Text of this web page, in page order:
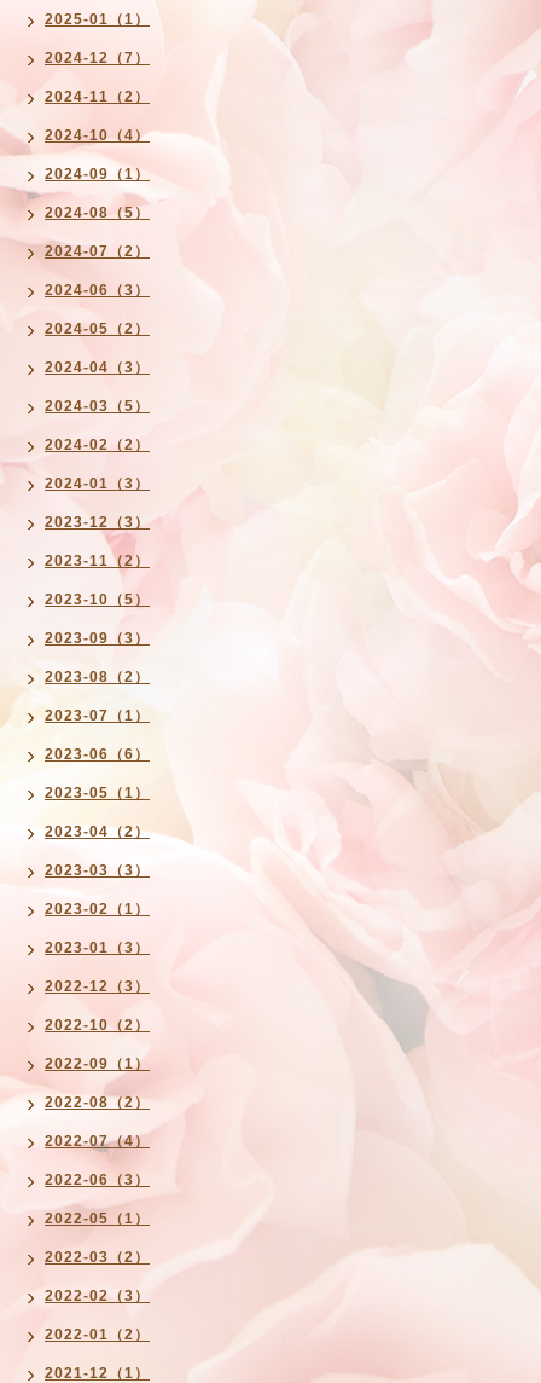
2025-01（1）
2024-12（7）
2024-11（2）
2024-10（4）
2024-09（1）
2024-08（5）
2024-07（2）
2024-06（3）
2024-05（2）
2024-04（3）
2024-03（5）
2024-02（2）
2024-01（3）
2023-12（3）
2023-11（2）
2023-10（5）
2023-09（3）
2023-08（2）
2023-07（1）
2023-06（6）
2023-05（1）
2023-04（2）
2023-03（3）
2023-02（1）
2023-01（3）
2022-12（3）
2022-10（2）
2022-09（1）
2022-08（2）
2022-07（4）
2022-06（3）
2022-05（1）
2022-03（2）
2022-02（3）
2022-01（2）
2021-12（1）